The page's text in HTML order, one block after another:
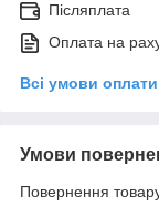
Післяплата
Оплата на
Всі умови оплати
Умови
Повернення